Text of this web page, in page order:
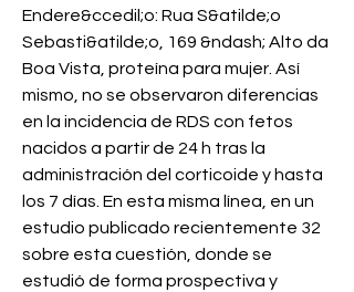
Endere&ccedil;o: Rua S&atilde;o
Sebasti&atilde;o, 169 &ndash; Alto da
Boa Vista, proteína para mujer. Así
mismo, no se observaron diferencias
en la incidencia de RDS con fetos
nacidos a partir de 24 h tras la
administración del corticoide y hasta
los 7 días. En esta misma línea, en un
estudio publicado recientemente 32
sobre esta cuestión, donde se
estudió de forma prospectiva y